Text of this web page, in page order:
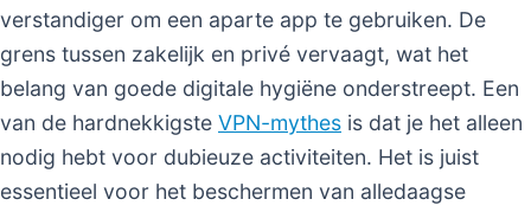
verstandiger om een aparte app te gebruiken. De
grens tussen zakelijk en privé vervaagt, wat het
belang van goede digitale hygiëne onderstreept. Een
van de hardnekkigste VPN-mythes is dat je het alleen
nodig hebt voor dubieuze activiteiten. Het is juist
essentieel voor het beschermen van alledaagse